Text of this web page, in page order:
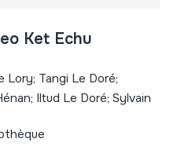
Ket Echu
Lory; Tangi Le Doré;
Iltud Le Doré; Sylvain